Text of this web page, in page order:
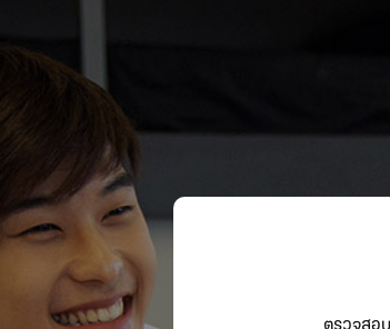
ตรวจสอ